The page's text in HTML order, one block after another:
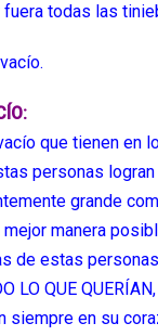
todas las
que tienen en
personas
grande
manera
de estas
LO QUE
siempre en su